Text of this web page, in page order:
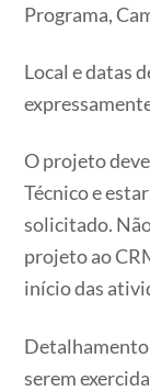
Programa,
Local e datas
O projeto
Técnico e
solicitado.
projeto ao
início das
Detalhamento
serem